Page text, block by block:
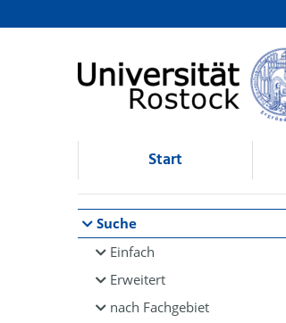
Browsen
direkt zum Inhalt
Start
Suche
Einfach
Erweitert
nach Fachgebiet